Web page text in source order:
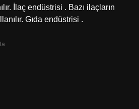
İlaç endüstrisi . Bazı ilaçların
Gıda endüstrisi .